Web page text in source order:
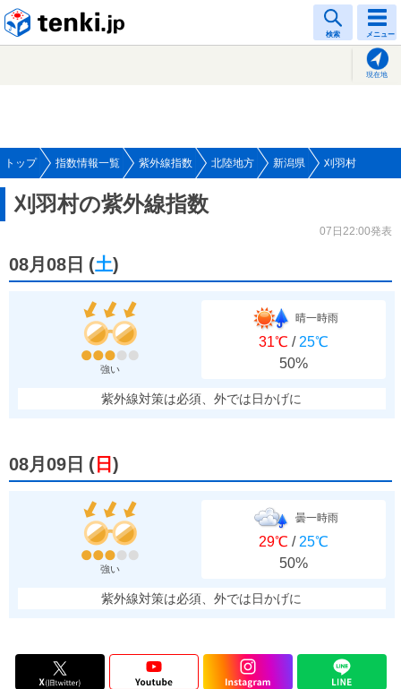
検索 メニュー
現在地
トップ 指数情報一覧 紫外線指数 北陸地方 新潟県 刈羽村
刈羽村の紫外線指数
07日22:00発表
08月08日 (土)
強い
晴一時雨
31℃ / 25℃
50%
紫外線対策は必須、外では日かげに
08月09日 ( 日 )
強い
曇一時雨
29℃ / 25℃
50%
紫外線対策は必須、外では日かげに